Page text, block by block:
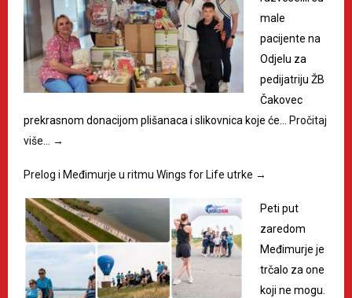
male
pacijente na
Odjelu za
pedijatriju ŽB
Čakovec
prekrasnom donacijom plišanaca i slikovnica koje će…
Pročitaj
više…
→
Prelog i Međimurje u ritmu Wings for Life utrke →
Peti put
zaredom
Međimurje je
trčalo za one
koji ne mogu.